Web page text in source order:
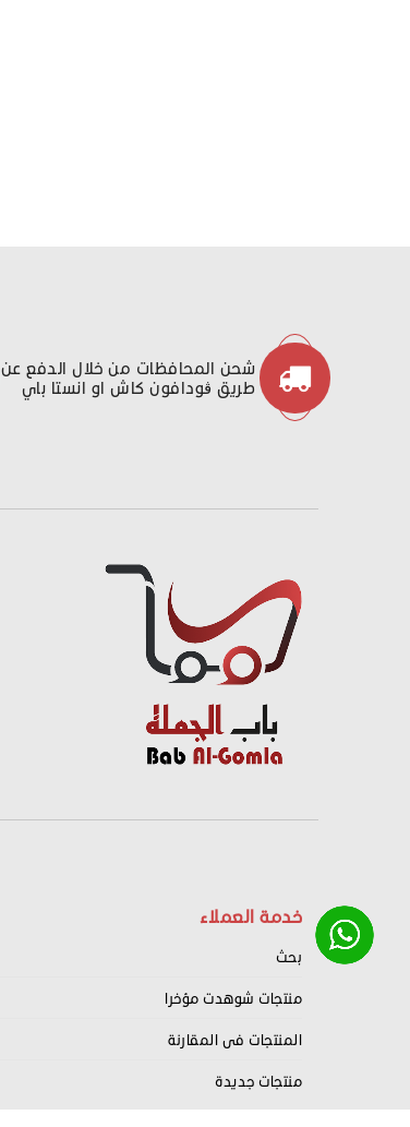
شحن المحافظات من خلال الدفع عن
طريق ڤودافون كاش او انستا باي
خدمة العملاء
بحث
منتجات شوهدت مؤخرا
المنتجات فى المقارنة
منتجات جديدة